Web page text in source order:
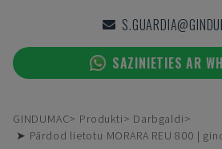
SAZINIETIES AR
GINDUMAC Produkti
Darbgaldi
➤ Pārdod lietotu MORARA REU 800 |